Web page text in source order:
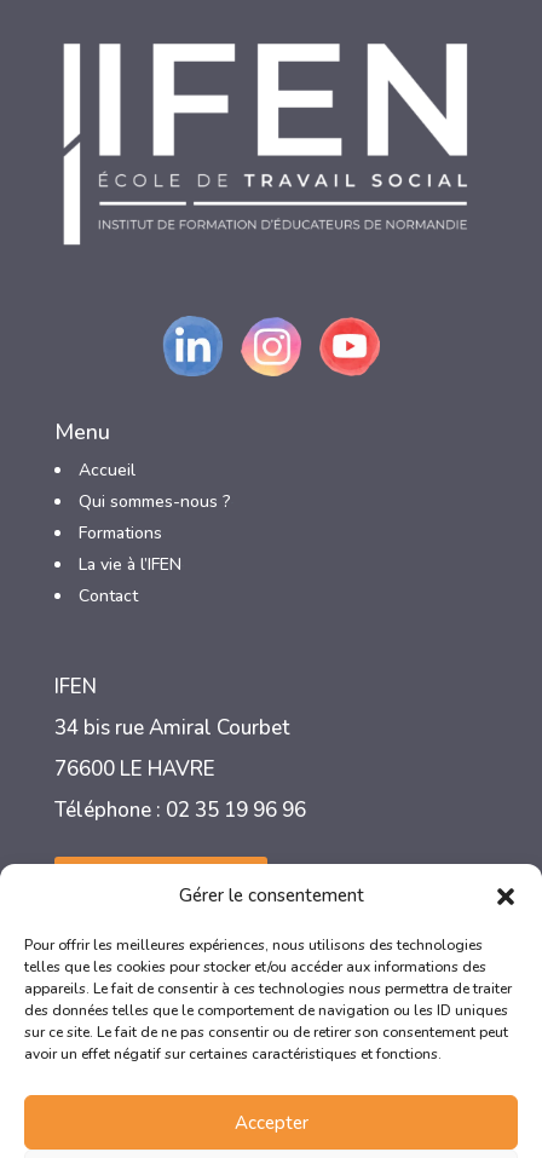
Gérer le consentement
Pour offrir les meilleures expériences, nous utilisons des technologies
telles que les cookies pour stocker et/ou accéder aux informations des
appareils. Le fait de consentir à ces technologies nous permettra de traiter
des données telles que le comportement de navigation ou les ID uniques
sur ce site. Le fait de ne pas consentir ou de retirer son consentement peut
avoir un effet négatif sur certaines caractéristiques et fonctions.
Accepter
Menu
Accueil
Qui sommes-nous ?
Formations
La vie à l’IFEN
Contact
IFEN
34 bis rue Amiral Courbet
76600 LE HAVRE
Téléphone : 02 35 19 96 96
Nous contacter